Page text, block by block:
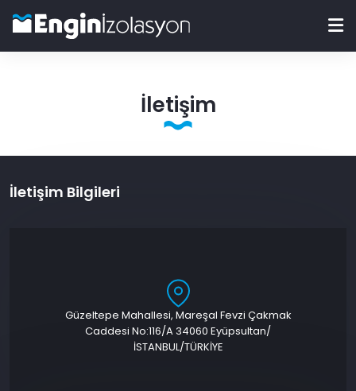
İletişim
İletişim Bilgileri
Güzeltepe Mahallesi, Mareşal Fevzi Çakmak
Caddesi No:116/A 34060 Eyüpsultan/
İSTANBUL/TÜRKİYE